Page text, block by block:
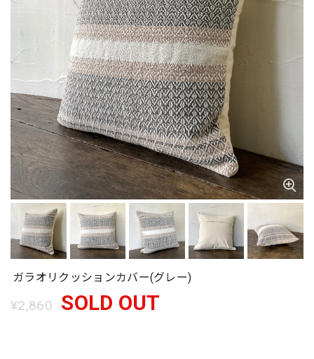
ガラオリクッションカバー(グレー)
¥2,860 SOLD OUT